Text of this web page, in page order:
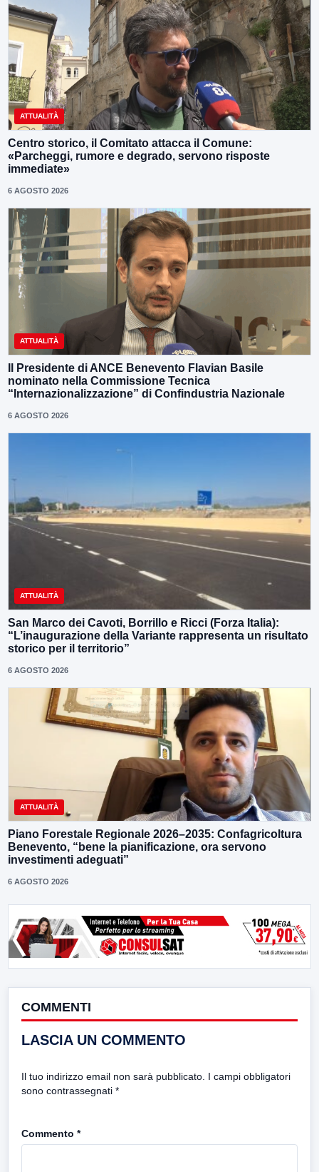
ATTUALITÀ
Centro storico, il Comitato attacca il Comune:
«Parcheggi, rumore e degrado, servono risposte
immediate»
6 AGOSTO 2026
ATTUALITÀ
Il Presidente di ANCE Benevento Flavian Basile
nominato nella Commissione Tecnica
“Internazionalizzazione” di Confindustria Nazionale
6 AGOSTO 2026
ATTUALITÀ
San Marco dei Cavoti, Borrillo e Ricci (Forza Italia):
“L’inaugurazione della Variante rappresenta un risultato
storico per il territorio”
6 AGOSTO 2026
ATTUALITÀ
Piano Forestale Regionale 2026–2035: Confagricoltura
Benevento, “bene la pianificazione, ora servono
investimenti adeguati”
6 AGOSTO 2026
COMMENTI
LASCIA UN COMMENTO
Il tuo indirizzo email non sarà pubblicato. I campi obbligatori
sono contrassegnati *
Commento *